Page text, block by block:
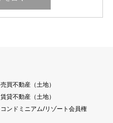
売買不動産（土地）
賃貸不動産（土地）
コンドミニアム/リゾート会員権